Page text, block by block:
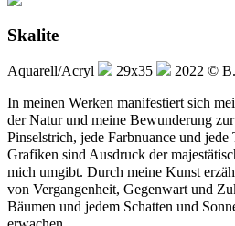
Skalite
Aquarell/Acryl 29x35 2022 ©
In meinen Werken manifestiert sich
der Natur und meine Bewunderung
Pinselstrich, jede Farbnuance und
Grafiken sind Ausdruck der
mich umgibt. Durch meine Kunst
von Vergangenheit, Gegenwart und
Bäumen und jedem Schatten und